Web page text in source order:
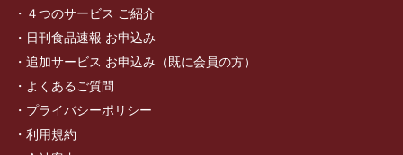
４つのサービス ご紹介
日刊食品速報 お申込み
追加サービス お申込み（既に会員の方）
よくあるご質問
プライバシーポリシー
利用規約